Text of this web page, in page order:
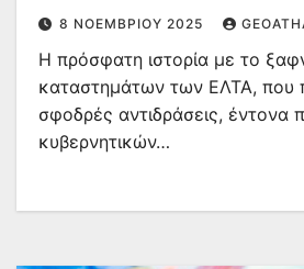
8 ΝΟΕΜΒΡΊΟΥ 2025
Η πρόσφατη ιστορία με το
καταστημάτων των ΕΛΤΑ, που
σφοδρές αντιδράσεις, έντονα
κυβερνητικών…